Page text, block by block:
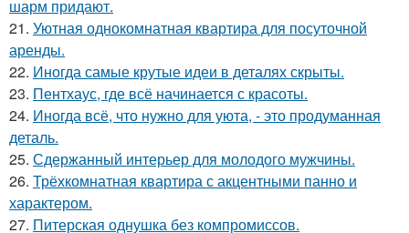
шарм придают.
21. Уютная однокомнатная квартира для посуточной
аренды.
22. Иногда самые крутые идеи в деталях скрыты.
23. Пентхаус, где всё начинается с красоты.
24. Иногда всё, что нужно для уюта, - это продуманная
деталь.
25. Сдержанный интерьер для молодого мужчины.
26. Трёхкомнатная квартира с акцентными панно и
характером.
27. Питерская однушка без компромиссов.